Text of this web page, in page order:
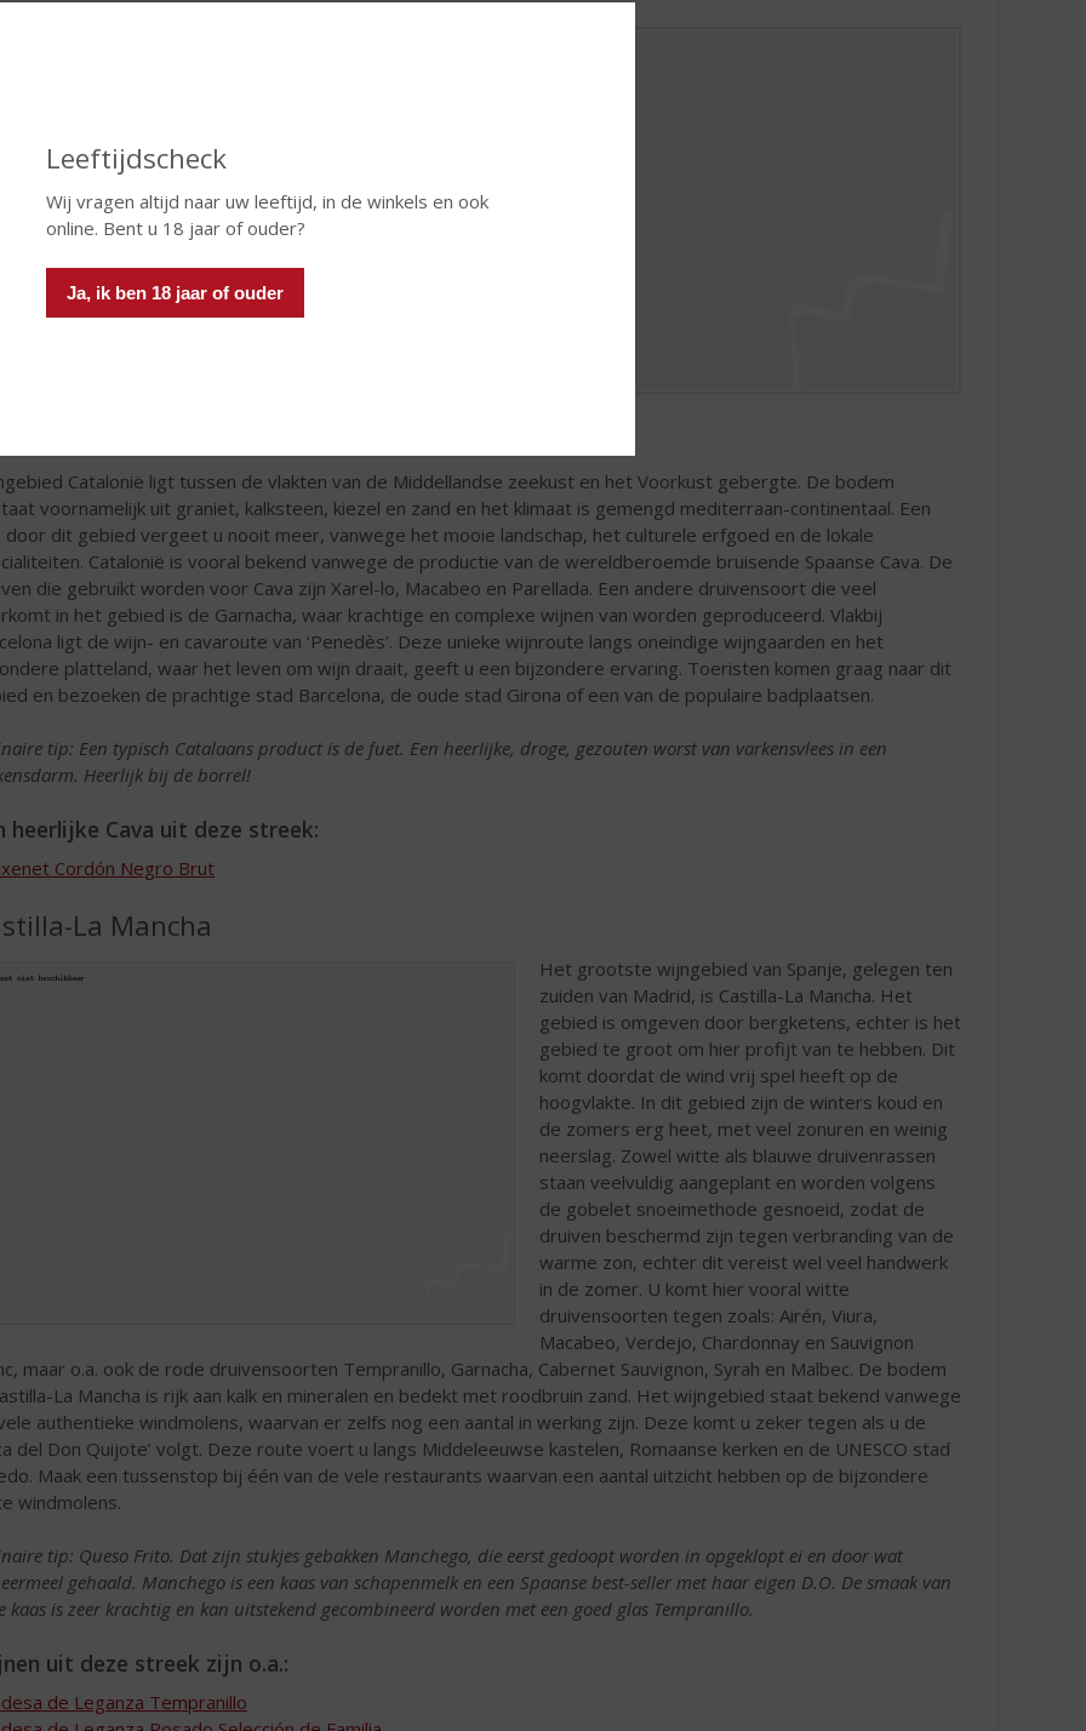
Leeftijdscheck
Wij vragen altijd naar uw leeftijd, in de winkels en ook
online. Bent u 18 jaar of ouder?
Ja, ik ben 18 jaar of ouder
Catalonië ligt tussen de vlakten van de Middellandse zeekust en het Voorkust gebergte. De bodem
voornamelijk uit graniet, kalksteen, kiezel en zand en het klimaat is gemengd mediterraan-continentaal. Een
door dit gebied vergeet u nooit meer, vanwege het mooie landschap, het culturele erfgoed en de lokale
Catalonië is vooral bekend vanwege de productie van de wereldberoemde bruisende Spaanse Cava. De
die gebruikt worden voor Cava zijn Xarel-lo, Macabeo en Parellada. Een andere druivensoort die veel
in het gebied is de Garnacha, waar krachtige en complexe wijnen van worden geproduceerd. Vlakbij
ligt de wijn- en cavaroute van ‘Penedès’. Deze unieke wijnroute langs oneindige wijngaarden en het
platteland, waar het leven om wijn draait, geeft u een bijzondere ervaring. Toeristen komen graag naar dit
en bezoeken de prachtige stad Barcelona, de oude stad Girona of een van de populaire badplaatsen.
tip: Een typisch Catalaans product is de fuet. Een heerlijke, droge, gezouten worst van varkensvlees in een
Heerlijk bij de borrel!
heerlijke Cava uit deze streek:
Cordón Negro Brut
La Mancha
Het grootste wijngebied van Spanje, gelegen ten
zuiden van Madrid, is Castilla-La Mancha. Het
gebied is omgeven door bergketens, echter is het
gebied te groot om hier profijt van te hebben. Dit
komt doordat de wind vrij spel heeft op de
hoogvlakte. In dit gebied zijn de winters koud en
de zomers erg heet, met veel zonuren en weinig
neerslag. Zowel witte als blauwe druivenrassen
staan veelvuldig aangeplant en worden volgens
de gobelet snoeimethode gesnoeid, zodat de
druiven beschermd zijn tegen verbranding van de
warme zon, echter dit vereist wel veel handwerk
in de zomer. U komt hier vooral witte
druivensoorten tegen zoals: Airén, Viura,
Macabeo, Verdejo, Chardonnay en Sauvignon
maar o.a. ook de rode druivensoorten Tempranillo, Garnacha, Cabernet Sauvignon, Syrah en Malbec. De bodem
La Mancha is rijk aan kalk en mineralen en bedekt met roodbruin zand. Het wijngebied staat bekend vanwege
authentieke windmolens, waarvan er zelfs nog een aantal in werking zijn. Deze komt u zeker tegen als u de
del Don Quijote’ volgt. Deze route voert u langs Middeleeuwse kastelen, Romaanse kerken en de UNESCO stad
Maak een tussenstop bij één van de vele restaurants waarvan een aantal uitzicht hebben op de bijzondere
windmolens.
tip: Queso Frito. Dat zijn stukjes gebakken Manchego, die eerst gedoopt worden in opgeklopt ei en door wat
gehaald. Manchego is een kaas van schapenmelk en een Spaanse best-seller met haar eigen D.O. De smaak van
kaas is zeer krachtig en kan uitstekend gecombineerd worden met een goed glas Tempranillo.
uit deze streek zijn o.a.:
de Leganza Tempranillo